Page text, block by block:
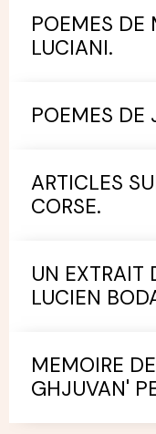
POEMES DE
LUCIANI.
POEMES DE
ARTICLES
CORSE.
UN EXTRAIT
LUCIEN
MEMOIRE
GHJUVAN'